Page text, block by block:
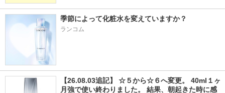
季節によって化粧水を変えていますか？
ランコム
【26.08.03追記】 ☆５から☆６へ変更。 40ml１ヶ
月強で使い終わりました。 結果、朝起きた時に感